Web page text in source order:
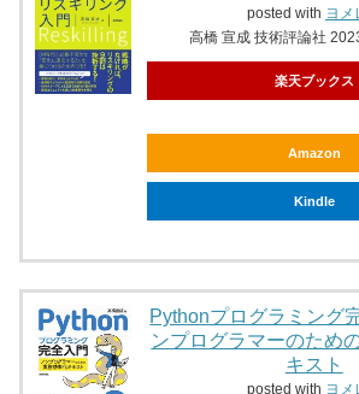
posted with ヨメ
高橋 宣成 技術評論社
楽天ブックス
Amazon
Kindle
Pythonプログラミング
ンプログラマーのため
キスト
posted with ヨメ